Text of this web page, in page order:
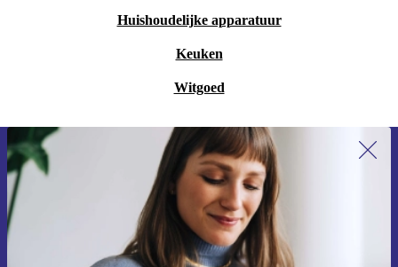
Huishoudelijke apparatuur
Keuken
Witgoed
Meld je aan voor onze nieuwsbrief en
ontvang €15 korting!
Mis nooit meer een aanbieding.